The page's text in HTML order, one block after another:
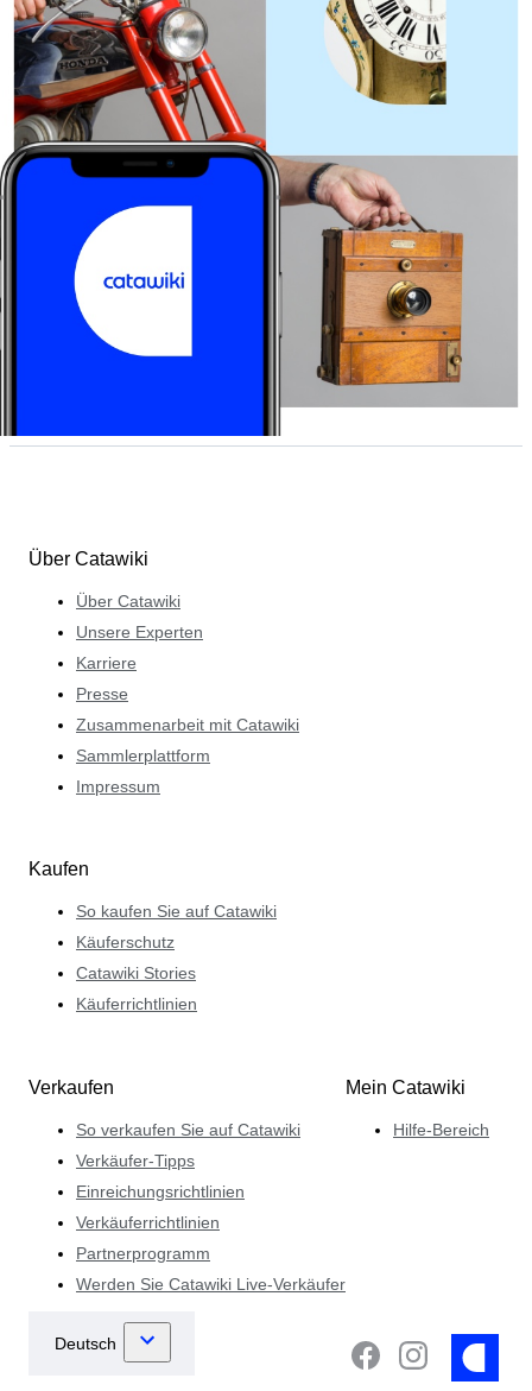
Über Catawiki
Über Catawiki
Unsere Experten
Karriere
Presse
Zusammenarbeit mit Catawiki
Sammlerplattform
Impressum
Kaufen
So kaufen Sie auf Catawiki
Käuferschutz
Catawiki Stories
Käuferrichtlinien
Verkaufen
So verkaufen Sie auf Catawiki
Verkäufer-Tipps
Einreichungsrichtlinien
Verkäuferrichtlinien
Partnerprogramm
Werden Sie Catawiki Live-Verkäufer
Mein Catawiki
Hilfe-Bereich